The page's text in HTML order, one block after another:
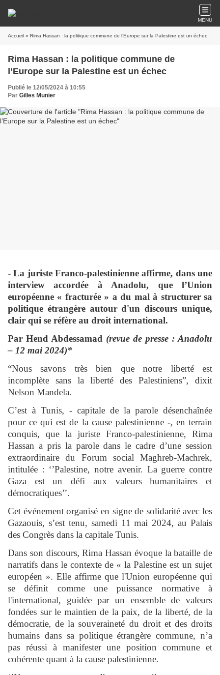
MENU
Accueil » Rima Hassan : la politique commune de l’Europe sur la Palestine est un échec
Rima Hassan : la politique commune de
l’Europe sur la Palestine est un échec
Publié le 12/05/2024 à 10:55
Par Gilles Munier
- La juriste Franco-palestinienne affirme, dans une
interview accordée à Anadolu, que l’Union
européenne « fracturée » a du mal à structurer sa
politique étrangère autour d'un discours unique,
clair qui se réfère au droit international.
Par Hend Abdessamad (revue de presse : Anadolu
– 12 mai 2024)*
“Nous savons très bien que notre liberté est
incomplète sans la liberté des Palestiniens”, dixit
Nelson Mandela.
C’est à Tunis, - capitale de la parole désenchaînée
pour ce qui est de la cause palestinienne -, en terrain
conquis, que la juriste Franco-palestinienne, Rima
Hassan a pris la parole dans le cadre d’une session
extraordinaire du Forum social Maghreb-Machrek,
intitulée : ‘’Palestine, notre avenir. La guerre contre
Gaza est un défi aux valeurs humanitaires et
démocratiques’’.
Cet événement organisé en signe de solidarité avec les
Gazaouis, s’est tenu, samedi 11 mai 2024, au Palais
des Congrès dans la capitale Tunis.
Dans son discours, Rima Hassan évoque la bataille de
narratifs dans le contexte de « la Palestine est un sujet
européen ». Elle affirme que l'Union européenne qui
se définit comme une puissance normative à
l'international, guidée par un ensemble de valeurs
fondées sur le maintien de la paix, de la liberté, de la
démocratie, de la souveraineté du droit et des droits
humains dans sa politique étrangère commune, n’a
pas réussi à manifester une position commune et
cohérente quant à la cause palestinienne.